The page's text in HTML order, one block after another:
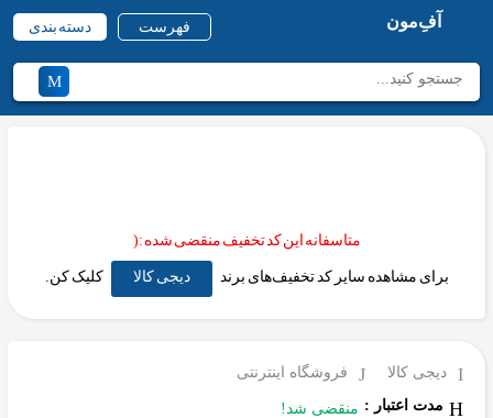
آفِ‌مون فهرست دسته بندی
متاسفانه این کد تخفیف منقضی شده :(
برای مشاهده سایر کد تخفیف‌های برند دیجی کالا کلیک کن.
دیجی کالا
فروشگاه اینترنتی
مدت اعتبار : منقضی شد!